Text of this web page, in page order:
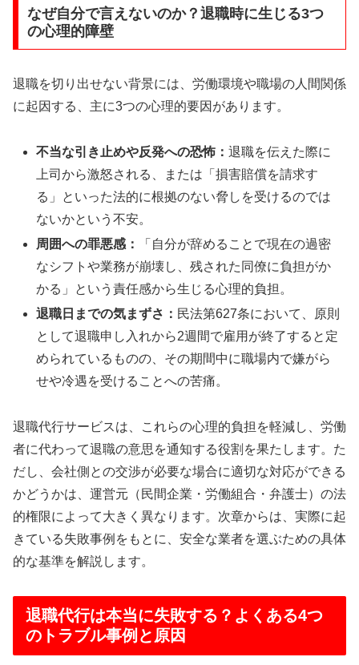
なぜ自分で言えないのか？退職時に生じる3つ
の心理的障壁
退職を切り出せない背景には、労働環境や職場の人間関係
に起因する、主に3つの心理的要因があります。
不当な引き止めや反発への恐怖：退職を伝えた際に
上司から激怒される、または「損害賠償を請求す
る」といった法的に根拠のない脅しを受けるのでは
ないかという不安。
周囲への罪悪感：
「自分が辞めることで現在の過密
なシフトや業務が崩壊し、残された同僚に負担がか
かる」という責任感から生じる心理的負担。
退職日までの気まずさ： 民法第627条において、原則
として退職申し入れから2週間で雇用が終了すると定
められているものの、その期間中に職場内で嫌がら
せや冷遇を受けることへの苦痛。
退職代行サービスは、これらの心理的負担を軽減し、労働
者に代わって退職の意思を通知する役割を果たします。た
だし、会社側との交渉が必要な場合に適切な対応ができる
かどうかは、運営元（民間企業・労働組合・弁護士）の法
的権限によって大きく異なります。次章からは、実際に起
きている失敗事例をもとに、安全な業者を選ぶための具体
的な基準を解説します。
退職代行は本当に失敗する？よくある4つ
のトラブル事例と原因